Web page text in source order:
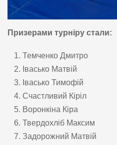
Призерами турніру стали:
Темченко Дмитро
Івасько Матвій
Івасько Тимофій
Счастливий Кіріл
Воронкіна Кіра
Твердохліб Максим
Задорожний Матвій